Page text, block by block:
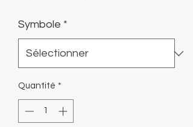
Symbole *
Quantité *